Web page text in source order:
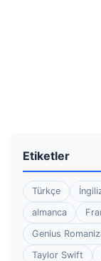
Etiketler
Türkçe
almanca
Genius
Taylor Swift